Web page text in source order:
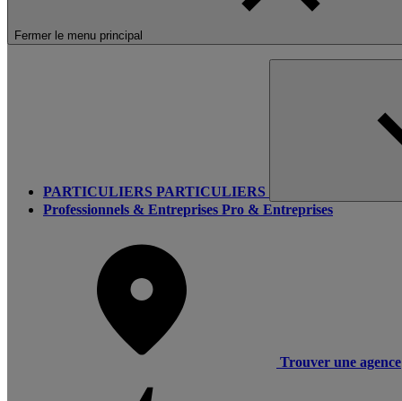
Fermer le menu principal
PARTICULIERS PARTICULIERS
Professionnels & Entreprises Pro & Entreprises
Trouver une agence